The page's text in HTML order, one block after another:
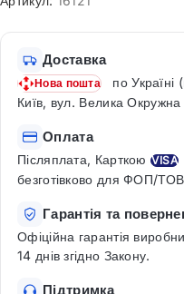
Доставка
Нова пошта
по Україні
Київ, вул. Велика
Оплата
Післяплата, Карткою VISA
безготівково для ФОП/
Гарантія та
Офіційна гарантія
14 днів згідно Закону.
Підтримка